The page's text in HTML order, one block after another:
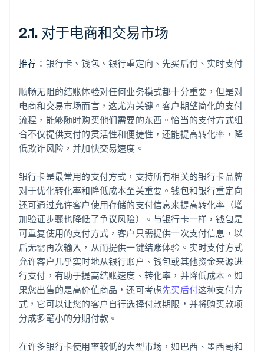
2.1. 对于电商和交易市场
推荐： 银行卡、钱包、银行重定向、先买后付、实时支付
顺畅无阻的结账体验对任何业务模式都十分重要，但是对
电商和交易市场而言，这尤为关键。客户期望简化的支付
流程，能够随时购买他们需要的东西。恰当的支付方式组
合不仅提供支付的灵活性和便捷性，还能提高转化率，降
低欺诈风险，并加快交易速度。
银行卡是最常用的支付方式，支持所有相关的银行卡品牌
对于优化转化率和降低成本至关重要。钱包和银行重定向
还可通过允许客户使用存储的支付信息来提高转化率（增
加验证步骤也降低了争议风险）。与银行卡一样，钱包是
可重复使用的支付方式，客户只需提供一次支付信息，以
后无需再次输入，从而提供一键结账体验。实时支付方式
允许客户几乎实时地从银行账户、钱包或其他资金来源进
行支付，有助于提高结账速度、转化率，并降低成本。如
果您出售的是高价值商品，还可考虑先买后付这种支付方
式，它可以让您的客户自行选择付款期限，并将购买款项
分成多笔小的分期付款。
在许多银行卡使用率较低的大型市场，如巴西、墨西哥和